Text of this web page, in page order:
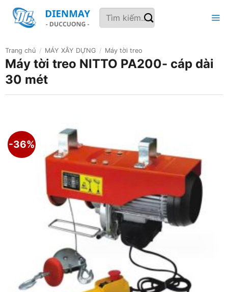
qua
Tìm
kiếm:
Trang chủ / MÁY XÂY DỰNG / Máy tời treo
Máy tời treo NITTO PA200- cáp dài
30 mét
-36%